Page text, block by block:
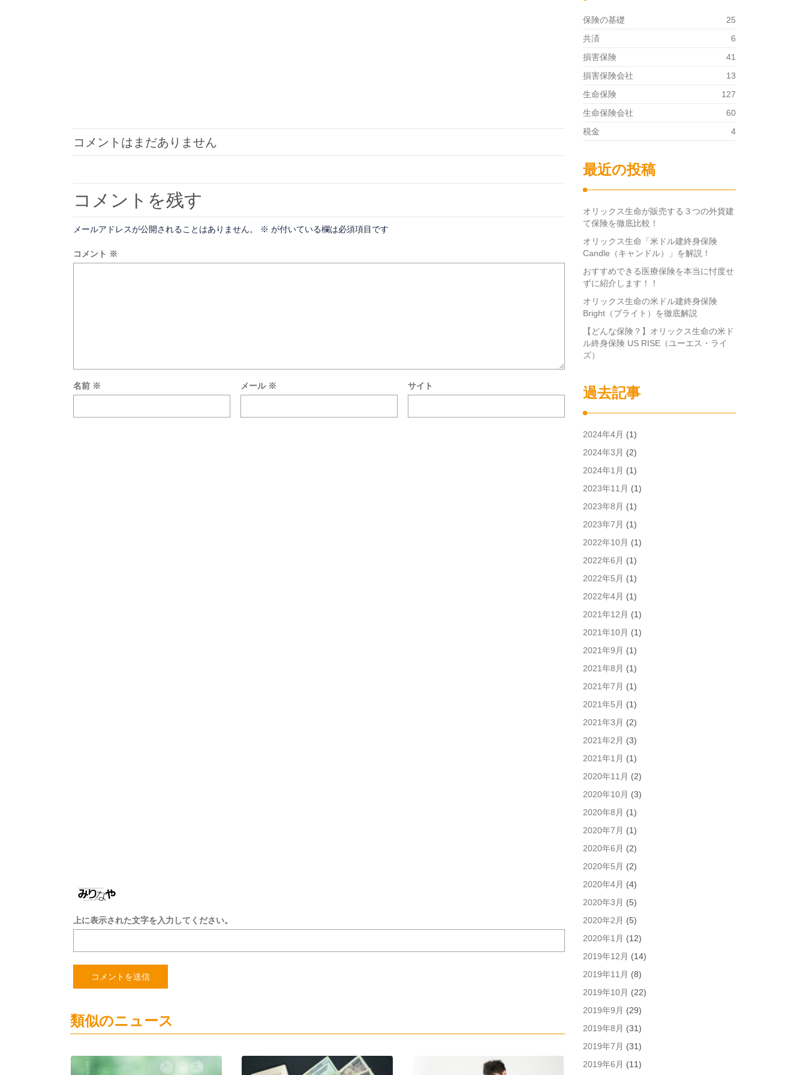
コメントはまだありません
コメントを残す
メールアドレスが公開されることはありません。 ※ が付いている欄は必須項目です
コメント ※
名前 ※ メール ※
サイト
次
上に表示された文字を入力してください。
類似のニュース
保険の基礎
25
共済
6
損害保険
41
損害保険会社
13
生命保険
127
生命保険会社
60
税金
4
最近の投稿
オリックス生命が販売する３つの外貨建
て保険を徹底比較！
オリックス生命「米ドル建終身保険
Candle（キャンドル）」を解説！
おすすめできる医療保険を本当に忖度せ
ずに紹介します！！
オリックス生命の米ドル建終身保険
Bright（ブライト）を徹底解説
【どんな保険？】オリックス生命の米ド
ル終身保険 US RISE（ユーエス・ライ
ズ）
過去記事
2024年4月 (1)
2024年3月 (2)
2024年1月 (1)
2023年11月 (1)
2023年8月 (1)
2023年7月 (1)
2022年10月 (1)
2022年6月 (1)
2022年5月 (1)
2022年4月 (1)
2021年12月 (1)
2021年10月 (1)
2021年9月 (1)
2021年8月 (1)
2021年7月 (1)
2021年5月 (1)
2021年3月 (2)
2021年2月 (3)
2021年1月 (1)
2020年11月 (2)
2020年10月 (3)
2020年8月 (1)
2020年7月 (1)
2020年6月 (2)
2020年5月 (2)
2020年4月 (4)
2020年3月 (5)
2020年2月 (5)
2020年1月 (12)
2019年12月 (14)
2019年11月 (8)
2019年10月 (22)
2019年9月 (29)
2019年8月 (31)
2019年7月 (31)
2019年6月 (11)